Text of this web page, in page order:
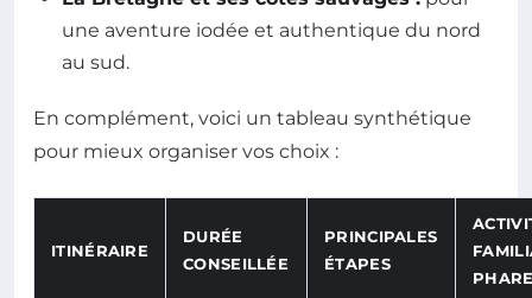
une aventure iodée et authentique du nord
au sud.
En complément, voici un tableau synthétique
pour mieux organiser vos choix :
ITINÉRAIRE
DURÉE
CONSEILLÉE
PRINCIPALES
ÉTAPES